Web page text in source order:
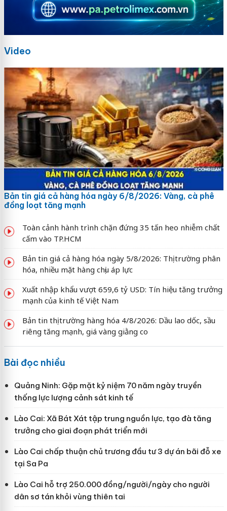
Video
Bản tin giá cả hàng hóa ngày 6/8/2026: Vàng, cà phê
đồng loạt tăng mạnh
Toàn cảnh hành trình chặn đứng 35 tấn heo nhiễm chất
cấm vào TP.HCM
Bản tin giá cả hàng hóa ngày 5/8/2026: Thị trường phân
hóa, nhiều mặt hàng chịu áp lực
Xuất nhập khẩu vượt 659,6 tỷ USD: Tín hiệu tăng trưởng
mạnh của kinh tế Việt Nam
Bản tin thị trường hàng hóa 4/8/2026: Dầu lao dốc, sầu
riêng tăng mạnh, giá vàng giằng co
Bài đọc nhiều
Quảng Ninh: Gặp mặt kỷ niệm 70 năm ngày truyền
thống lực lượng cảnh sát kinh tế
Lào Cai: Xã Bát Xát tập trung nguồn lực, tạo đà tăng
trưởng cho giai đoạn phát triển mới
Lào Cai chấp thuận chủ trương đầu tư 3 dự án bãi đỗ xe
tại Sa Pa
Lào Cai hỗ trợ 250.000 đồng/người/ngày cho người
dân sơ tán khỏi vùng thiên tai